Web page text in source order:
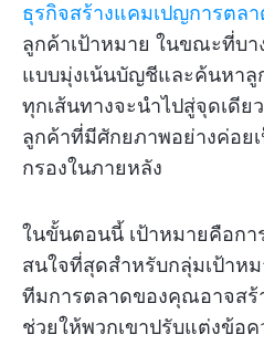
ธุรกิจสร้างแคมเปญการตล
ลูกค้าเป้าหมาย ในขณะที่บา
แบบมุ่งเน้นบัญชีและค้นหาลู
ทุกเส้นทางจะนำไปสู่จุดเดีย
ลูกค้าที่มีศักยภาพอย่างค่อย
กรองในภายหลัง
ในขั้นตอนนี้ เป้าหมายคือก
สนใจที่สุดสำหรับกลุ่มเป้าห
ทีมการตลาดของคุณอาจสร้
ช่วยให้พวกเขาปรับแต่งข้อ